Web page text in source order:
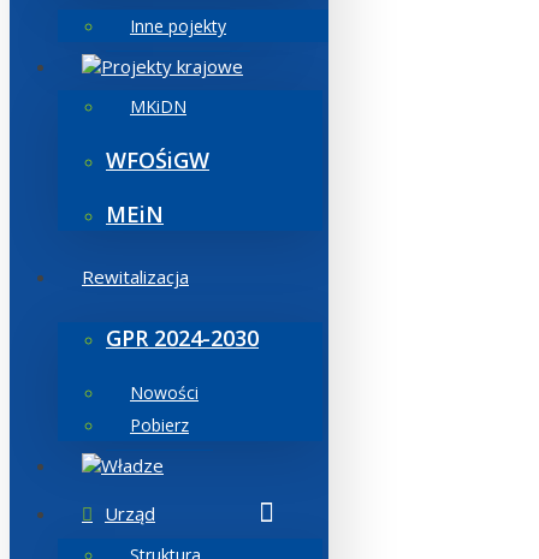
Inne pojekty
Projekty krajowe
MKiDN
WFOŚiGW
MEiN
Rewitalizacja
GPR 2024-2030
Nowości
Pobierz
Władze
Urząd